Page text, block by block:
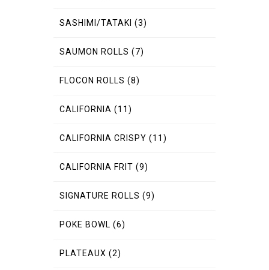
SASHIMI/TATAKI (3)
SAUMON ROLLS (7)
FLOCON ROLLS (8)
CALIFORNIA (11)
CALIFORNIA CRISPY (11)
CALIFORNIA FRIT (9)
SIGNATURE ROLLS (9)
POKE BOWL (6)
PLATEAUX (2)